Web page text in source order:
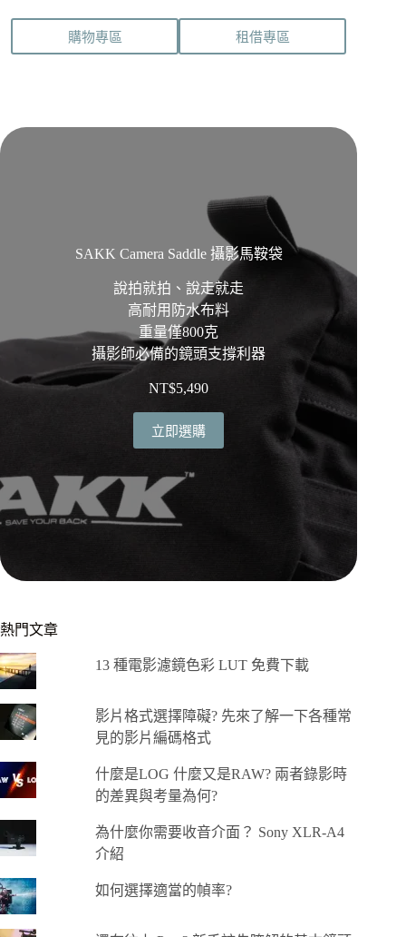
購物專區 租借專區
SAKK Camera Saddle 攝影馬鞍袋
說拍就拍、說走就走
高耐用防水布料
重量僅800克
攝影師必備的鏡頭支撐利器
NT$5,490
立即選購
熱門文章
13 種電影濾鏡色彩 LUT 免費下載
影片格式選擇障礙? 先來了解一下各種常
見的影片編碼格式
什麼是LOG 什麼又是RAW? 兩者錄影時
的差異與考量為何?
為什麼你需要收音介面？ Sony XLR-A4
介紹
如何選擇適當的幀率?